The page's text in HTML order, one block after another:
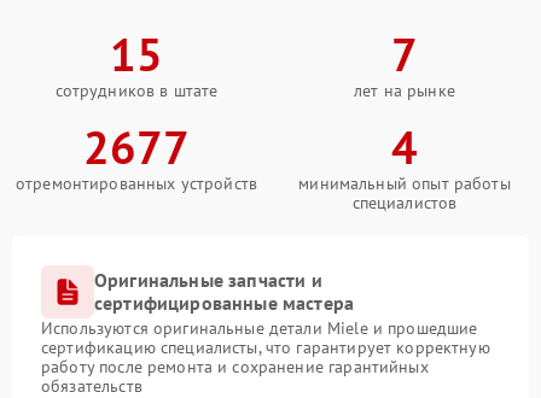
15
сотрудников в штате
7
лет на рынке
2677
отремонтированных устройств
4
минимальный опыт работы
специалистов
Оригинальные запчасти и
сертифицированные мастера
Используются оригинальные детали Miele и прошедшие
сертификацию специалисты, что гарантирует корректную
работу после ремонта и сохранение гарантийных
обязательств